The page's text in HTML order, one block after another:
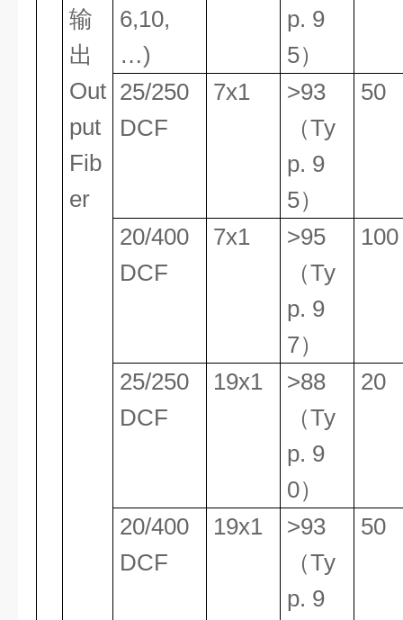
输
出
Out
put
Fib
er
6,10,
…)
p. 9
5）
25/250
DCF
7x1
>93
（Ty
p. 9
5）
50
20/400
DCF
7x1
>95
（Ty
p. 9
7）
100
25/250
DCF
19x1
>88
（Ty
p. 9
0）
20
20/400
DCF
19x1
>93
（Ty
p. 9
50